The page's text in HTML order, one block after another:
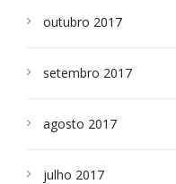
outubro 2017
setembro 2017
agosto 2017
julho 2017